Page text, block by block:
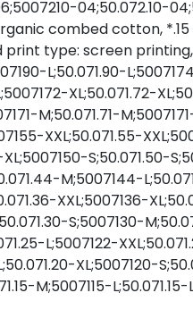
04;50.072.10-
combed cotton,
type: screen printing,
L;50.071.90-
XL;50.071.72-
M;50.071.71-
XXL;50.071.55-
XL;5007150-S;50.071.50-
M;5007144-
XXL;5007136-
S;5007130-
L;5007122-
XL;5007120-
M;5007115-